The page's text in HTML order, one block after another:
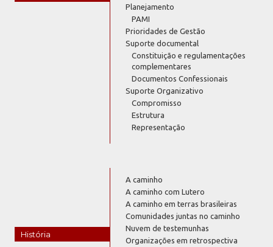
Planejamento
PAMI
Prioridades de Gestão
Suporte documental
Constituição e regulamentações
complementares
Documentos Confessionais
Suporte Organizativo
Compromisso
Estrutura
Representação
História
A caminho
A caminho com Lutero
A caminho em terras brasileiras
Comunidades juntas no caminho
Nuvem de testemunhas
Organizações em retrospectiva